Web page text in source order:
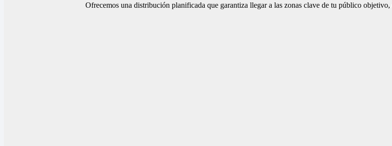
Ofrecemos una distribución planificada que garantiza llegar a las zonas clave de tu público